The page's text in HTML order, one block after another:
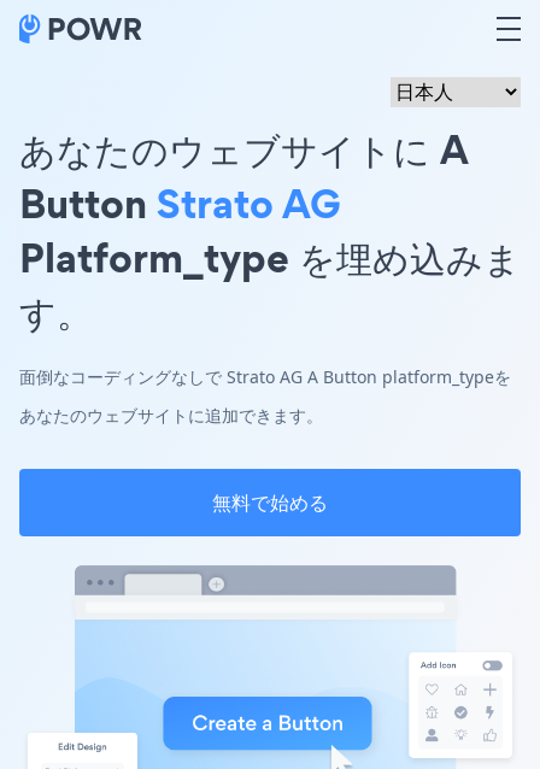
あなたのウェブサイトに A
ButtonStrato AG
Platform_type を埋め込みま
す。
面倒なコーディングなしで Strato AG A Button platform_typeを
あなたのウェブサイトに追加できます。
無料で始める